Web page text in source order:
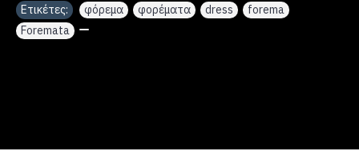
Ετικέτες: φόρεμα φορέματα dress forema
Foremata